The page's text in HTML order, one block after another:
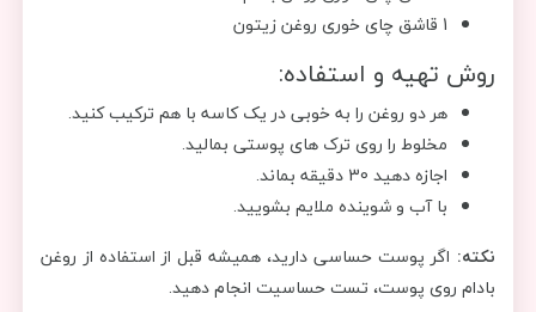
1 قاشق چای خوری روغن زیتون
روش تهیه و استفاده:
هر دو روغن را به خوبی در یک کاسه با هم ترکیب کنید.
مخلوط را روی ترک های پوستی بمالید.
اجازه دهید 30 دقیقه بماند.
با آب و شوینده ملایم بشویید.
نکته: اگر پوست حساسی دارید، همیشه قبل از استفاده از روغن
بادام روی پوست، تست حساسیت انجام دهید.